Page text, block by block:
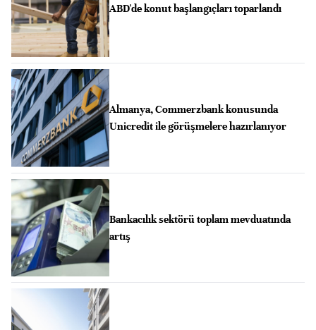
ABD'de konut başlangıçları toparlandı
Almanya, Commerzbank konusunda
Unicredit ile görüşmelere hazırlanıyor
Bankacılık sektörü toplam mevduatında
artış